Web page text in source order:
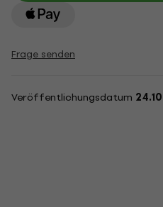
Frage senden
Veröffentlichungsdatum